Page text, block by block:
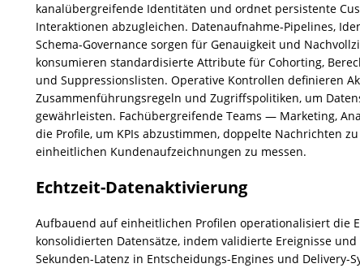
kanalübergreifende Identitäten und ordnet persistente
Interaktionen abzugleichen. Datenaufnahme-Pipelines,
Schema-Governance sorgen für Genauigkeit und
konsumieren standardisierte Attribute für Cohorting,
und Suppressionslisten. Operative Kontrollen definieren
Zusammenführungsregeln und Zugriffspolitiken, um
gewährleisten. Fachübergreifende Teams — Marketing,
die Profile, um KPIs abzustimmen, doppelte Nachrichten
einheitlichen Kundenaufzeichnungen zu messen.
Echtzeit-Datenaktivierung
Aufbauend auf einheitlichen Profilen operationalisiert die
konsolidierten Datensätze, indem validierte Ereignisse
Sekunden-Latenz in Entscheidungs-Engines und Delivery-